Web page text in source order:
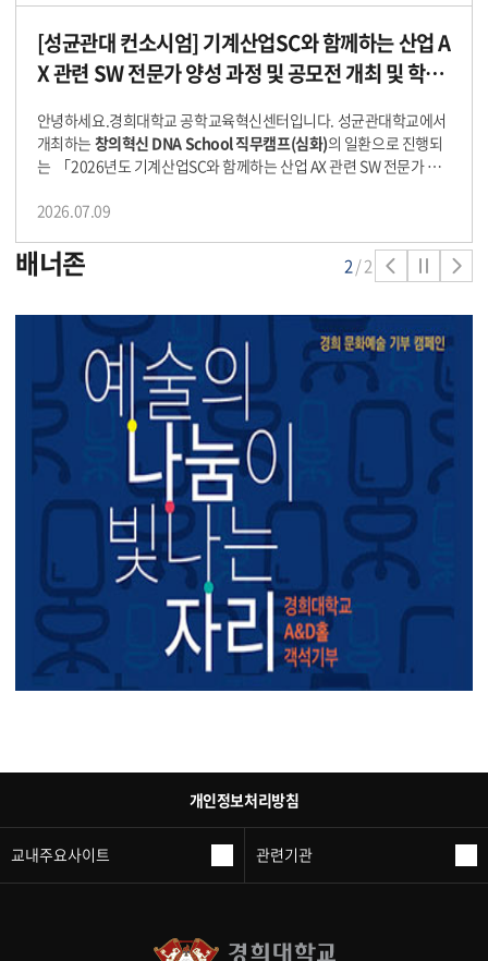
및 실전 모의 인적성검사 DAY 일정 세부 취업준비 집중교육 커리큘럼
1DAY 8/12 (수) 10:00 ~ 12:00 대기업 취업 준비전략 ㅇ 2025 최근 산
업동향과 직무별 필요 역량 ㅇ 입사지서류 및 면접 준비전략 8/12 (수)
13:00 ~ 16:00 인적성 출제경향 분석 및 유형별 학습 전략 ㅇ 대기업
대표 기출문항 문제풀이 ㅇ 인성검사평가요소및응시전략 2DAY 8/13
(목) 10:00 ~ 12:00 도형추리 ㅇ 수열/문자추리, 암호추리, 도식추리
등 8/13 (목) 13:00 ~ 15:00 언어추리 ㅇ 명제, 참거짓 (삼단논법) ㅇ
모의고사1 ㅇ 삼성그룹 GSAT 모의고사 3DAY 8/14 (금) 10:00 ~ 12:0
0 지각능력 ㅇ 블록, 전개도, 조각찾기 넣기, 도형회전, 투상도, 종이접
기, 펀칭 등 8/14 (금) 13:00 ~ 15:00 수리능력 ㅇ 기본/응용계산 (농
도, 속력, 일, 비율, 확률) ㅇ 자료해석 (도표분석/작성,빈칸넣기,대소비
교) 8/14 (금) 15:00 ~ 16:00 모의고사2 ㅇ LG그룹 직무적성검사 ■
제출기한 : 2026. 7. 20.(월) ~ 2026. 7. 29.(수) ■ 제출방법 : 이메일(i
cee@khu.ac.kr) 제출 ■ 문 의 처 : 경희대학교 공학교육혁신센터 이
메일 문의 (icee@khu.ac.kr)
브 코딩의 개념을 이해하고, 자연어 프롬프트를 활용한 문제 해결 및 A
I 기반 디지털 결과물 제작 경험을 제공하는 실습 중심 과정입니다. 생
성형 AI 시대에 필요한 실무형 디지털 역량을 키울 수 있는 좋은 기회이
오니, 학생 여러분의 많은 관심과 참여 부탁드립니다. 1. 교육 개요 ■
교 육 명: 바이브 코딩 이해와 활용 ■교육일시: 2026. 8. 18.(화) ~ 20
26. 8. 21.(금), 10:00~17:00 (총 24시간) ■교육방법: 실시간 온라인
ZOOM ■참가대상 : 학부생 총 28명 대학별 최대 2명 ■준비물 : 개인
노트북■참가혜택
활용한 웹 서비스 제작 및 AI 기능 구현 실습을 진행합니다.■ AI 프롬
프트 설계, 파일 처리, 프로토타입 제작, 배포까지 경험하며 실무형 AI
15.(수) ~ 2026. 7. 30.(목) 자정까지 ■신청방법: 경희대학교 공학교
육혁신센터 (icee@khu.ac.kr) ■
제출서류
: 붙임2. DNA School 핵
심과정 「바이브 코딩 이해와 활용」 신청서 ※ 대학별 선발 후 취합본
을 아래 이메일로 제출해주시기 바랍니다.
[성균관대 컨소시엄] 기계산업SC와 함께하는 산업 A
X 관련 SW 전문가 양성 과정 및 공모전 개최 및 학생
안녕하세요.경희대학교 공학교육혁신센터입니다. 성균관대학교에서
개최하는 창의혁신 DNA School 직무캠프(심화)의 일환으로 진행되
는 「2026년도 기계산업SC와 함께하는 산업 AX 관련 SW 전문가 양
계산업협회와 협력하여 CATIA 기본 Tool 교육 및 3D 모델링 실습을 진
의 미래형 디자인을 설계하는 공모전 형태로 운영됩니다. 약 한 달간
진행되는 프로그램인 만큼 성실하게 참여할 수 있는 학생들을 추천해
습득한 설계 역량을 바탕으로 협회에서 제시한 과제를 직접 기획·설계
(Modeling)과제: 기계산업 완성차(굴착기, 지게차, 트랙터) 3종의 미
래형 디자인 설계(Modeling) 또는 위험작업 대응 안전 디자인 설계(M
odeling) 2. 공모전 추진개요교육명: 2026년도 기계산업SC와 함께
하는 산업 AX 관련 SW 전문가 양성 과정 및 공모전
교육기간
: 2026. 8.
3.(월) ~ 8. 28.(금)
교육방식: 실시간 온라인 교육(Zoom) 및 공모전
발표·시상(대면)참가대상: 성균관대학교 컨소시엄 참여대학 학부생
총 30명(10팀, 3인 1조)※ 대학별 1팀(3명) 추천 가능(사전 팀 구성 필
수)주요내용CATIA 기초 및 실습 교육 전문가 멘토링 및 사후 A/S 멘토
위험작업 대응 안전 디자인 설계(Modeling) 3. 추진일정신청접수
13.(월) ~ 7.22.(수)선정발표: ~7.28.(화) 13:00 (개별 안내)
오리엔테
이션: 8.3.(월) CATIA 교육: 8.3.(월) ~ 8.6.(목)멘토링
A/S 멘토링
: 8.18.(화), 8.24.(월)결과물 제출: ~8.26.(수)
평가 및 시
상: 8.28.(금), 성균관대학교 자연과학캠퍼스 4. 시상내역 대상(1팀) :
상장 및 상금 50만원 최우수상(1팀) : 상장 및 상금 40만원 우수상(1
팀) : 상장 및 상금 30만원 장려상(3팀) : 상장 및 상금 10만원 공학혁신
2026.07.09
배너존 2/2
개인정보처리방침
교내주요사이트 관련기관